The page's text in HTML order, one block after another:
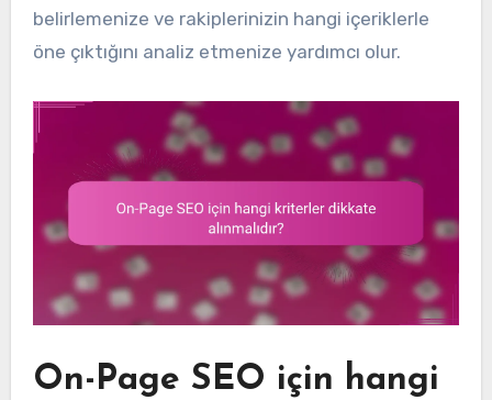
belirlemenize ve rakiplerinizin hangi içeriklerle
öne çıktığını analiz etmenize yardımcı olur.
On-Page SEO için hangi